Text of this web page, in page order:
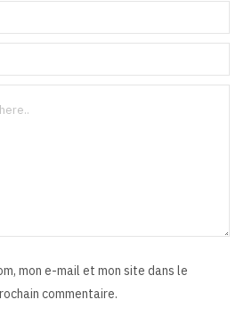
mon e-mail et mon site dans le
commentaire.